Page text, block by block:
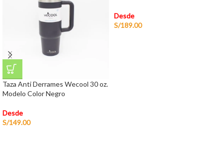
Taza Anti Derrames Wecool 30 oz.
Modelo Color Negro
Desde
S/149.00
Desde
S/189.00